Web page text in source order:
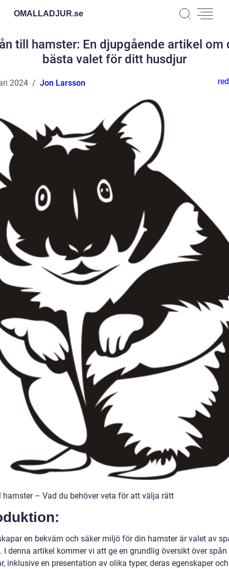
OMALLADJUR.se
till hamster: En djupgående artikel om
bästa valet för ditt husdjur
2024 Jon Larsson
hamster – Vad du behöver veta för att välja rätt
en bekväm och säker miljö för din hamster är valet av
I denna artikel kommer vi att ge en grundlig översikt över
inklusive en presentation av olika typer, deras egenskaper och